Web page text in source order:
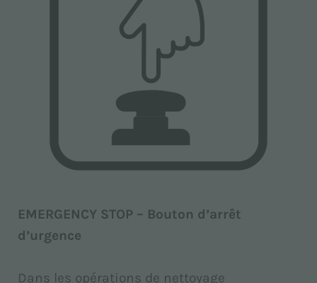
EMERGENCY STOP – Bouton d’arrêt
d’urgence
Dans les opérations de nettoyage